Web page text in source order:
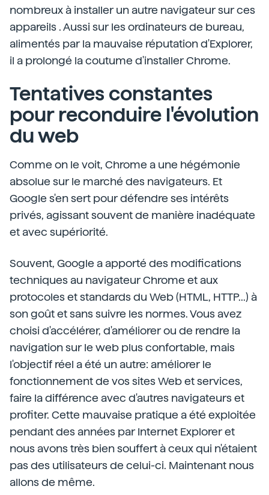
nombreux à installer un autre navigateur sur ces
appareils . Aussi sur les ordinateurs de bureau,
alimentés par la mauvaise réputation d'Explorer,
il a prolongé la coutume d'installer Chrome.
Tentatives constantes
pour reconduire l'évolution
du web
Comme on le voit, Chrome a une hégémonie
absolue sur le marché des navigateurs. Et
Google s'en sert pour défendre ses intérêts
privés, agissant souvent de manière inadéquate
et avec supériorité.
Souvent, Google a apporté des modifications
techniques au navigateur Chrome et aux
protocoles et standards du Web (HTML, HTTP...) à
son goût et sans suivre les normes. Vous avez
choisi d'accélérer, d'améliorer ou de rendre la
navigation sur le web plus confortable, mais
l'objectif réel a été un autre: améliorer le
fonctionnement de vos sites Web et services,
faire la différence avec d'autres navigateurs et
profiter. Cette mauvaise pratique a été exploitée
pendant des années par Internet Explorer et
nous avons très bien souffert à ceux qui n'étaient
pas des utilisateurs de celui-ci. Maintenant nous
allons de même.